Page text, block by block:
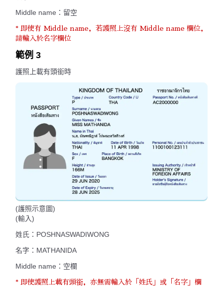
Middle name：留空
* 即使有 Middle name，若護照上沒有 Middle name 欄位，
請輸入於名字欄位
範例 3
護照上載有頭銜時
(護照示意圖)
(輸入)
姓氏：POSHNASWADIWONG
名字：MATHANIDA
Middle name：空欄
* 即使護照上載有頭銜，亦無需輸入於「姓氏」或「名字」欄